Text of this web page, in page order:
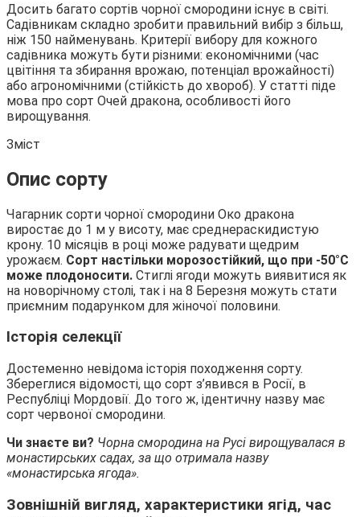
Досить багато сортів чорної смородини існує в світі.
Садівникам складно зробити правильний вибір з більш,
ніж 150 найменувань. Критерії вибору для кожного
садівника можуть бути різними: економічними (час
цвітіння та збирання врожаю, потенціал врожайності)
або агрономічними (стійкість до хвороб). У статті піде
мова про сорт Очей дракона, особливості його
вирощування.
Зміст
Опис сорту
Чагарник сорти чорної смородини Око дракона
виростає до 1 м у висоту, має среднераскидистую
крону. 10 місяців в році може радувати щедрим
урожаєм. Сорт настільки морозостійкий, що при -50°С
може плодоносити. Стиглі ягоди можуть виявитися як
на новорічному столі, так і на 8 Березня можуть стати
приємним подарунком для жіночої половини.
Історія селекції
Достеменно невідома історія походження сорту.
Збереглися відомості, що сорт з’явився в Росії, в
Республіці Мордовії. До того ж, ідентичну назву має
сорт червоної смородини.
Чи знаєте ви? Чорна смородина на Русі вирощувалася в
монастирських садах, за що отримала назву
«монастирська ягода».
Зовнішній вигляд, характеристики ягід, час